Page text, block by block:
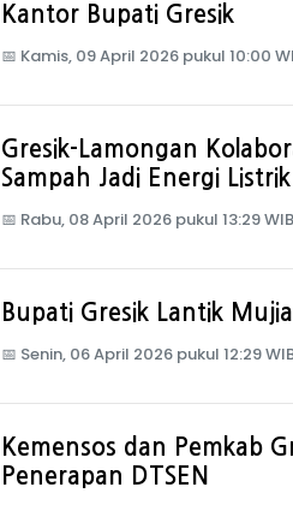
Kantor Bupati Gresik
📅 Kamis, 09 April 2026 pukul 10:00
Gresik-Lamongan
Sampah Jadi Energi Listrik
📅 Rabu, 08 April 2026 pukul 13:29 WIB
Bupati Gresik Lantik
📅 Senin, 06 April 2026 pukul 12:29
Kemensos dan Pemkab
Penerapan DTSEN